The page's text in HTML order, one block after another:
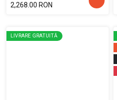
2,268.00 RON
LIVRARE GRATUITĂ